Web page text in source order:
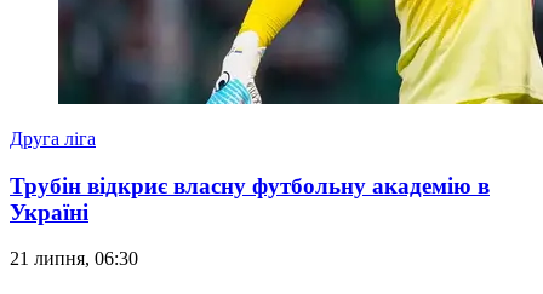
Друга ліга
Трубін відкриє власну футбольну академію в
Україні
21 липня, 06:30